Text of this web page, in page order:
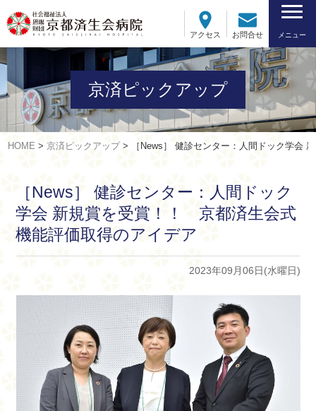
アクセス お問合せ メニュー
京済ピックアップ
HOME >京済ピックアップ> ［News］ 健診センター：人間ドック学会
［News］ 健診センター：人間ドック
学会 新規賞を受賞！！ 京都済生会式
機能評価取得のアイデア
2023年09月06日(水曜日)